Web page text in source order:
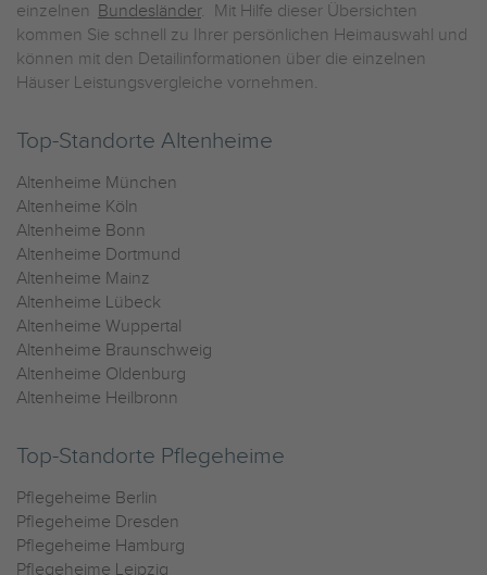
einzelnen Bundesländer. Mit Hilfe dieser Übersichten
kommen Sie schnell zu Ihrer persönlichen Heimauswahl und
können mit den Detailinformationen über die einzelnen
Häuser Leistungsvergleiche vornehmen.
Top-Standorte Altenheime
Altenheime München
Altenheime Köln
Altenheime Bonn
Altenheime Dortmund
Altenheime Mainz
Altenheime Lübeck
Altenheime Wuppertal
Altenheime Braunschweig
Altenheime Oldenburg
Altenheime Heilbronn
Top-Standorte Pflegeheime
Pflegeheime Berlin
Pflegeheime Dresden
Pflegeheime Hamburg
Pflegeheime Leipzig